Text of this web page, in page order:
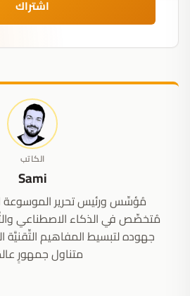
اشتراك
الكاتب
Sami
مُتخصِّص في الذكاء الاصطناعي
جهوده لتبسيط المفاهيم
متناول جمهورٍ